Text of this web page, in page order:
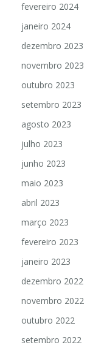
fevereiro 2024
janeiro 2024
dezembro 2023
novembro 2023
outubro 2023
setembro 2023
agosto 2023
julho 2023
junho 2023
maio 2023
abril 2023
março 2023
fevereiro 2023
janeiro 2023
dezembro 2022
novembro 2022
outubro 2022
setembro 2022